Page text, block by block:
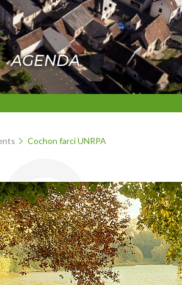
AGENDA
Cochon farci UNRPA